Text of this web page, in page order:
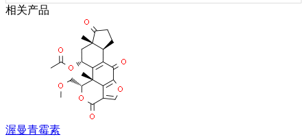
相关产品
渥曼青霉素